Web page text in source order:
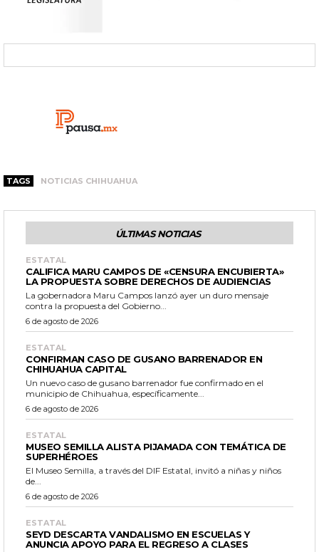
TAGS NOTICIAS CHIHUAHUA
ÚLTIMAS NOTICIAS
ESTATAL
CALIFICA MARU CAMPOS DE «CENSURA ENCUBIERTA»
LA PROPUESTA SOBRE DERECHOS DE AUDIENCIAS
La gobernadora Maru Campos lanzó ayer un duro mensaje
contra la propuesta del Gobierno...
6 de agosto de 2026
ESTATAL
CONFIRMAN CASO DE GUSANO BARRENADOR EN
CHIHUAHUA CAPITAL
Un nuevo caso de gusano barrenador fue confirmado en el
municipio de Chihuahua, específicamente...
6 de agosto de 2026
ESTATAL
MUSEO SEMILLA ALISTA PIJAMADA CON TEMÁTICA DE
SUPERHÉROES
El Museo Semilla, a través del DIF Estatal, invitó a niñas y niños
de...
6 de agosto de 2026
ESTATAL
SEYD DESCARTA VANDALISMO EN ESCUELAS Y
ANUNCIA APOYO PARA EL REGRESO A CLASES